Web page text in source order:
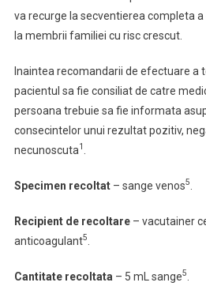
va recurge la secventierea completa a
la membrii familiei cu risc crescut.
Inaintea recomandarii de efectuare a
pacientul sa fie consiliat de catre
persoana trebuie sa fie informata
consecintelor unui rezultat pozitiv,
necunoscuta1
Specimen recoltat– sange venos5
Recipient de recoltare– vacutainer
anticoagulant5
Cantitate recoltata – 5 mL sange5